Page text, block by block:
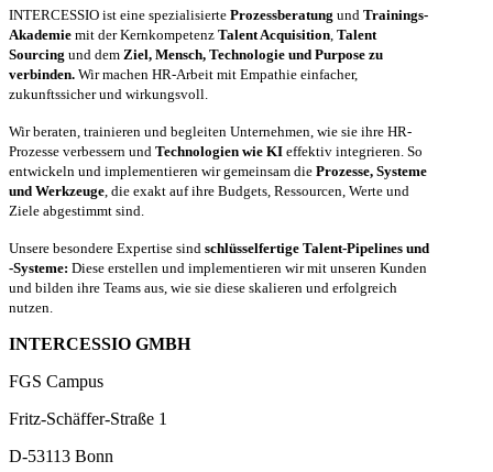
INTERCESSIO ist eine spezialisierte Prozessberatung und Trainings-
Akademie mit der Kernkompetenz Talent Acquisition Talent
Sourcing und dem Ziel, Mensch, Technologie und Purpose zu
verbinden. Wir machen HR-Arbeit mit Empathie einfacher,
zukunftssicher und wirkungsvoll.
Wir beraten, trainieren und begleiten Unternehmen, wie sie ihre HR-
Prozesse verbessern und Technologien wie KI effektiv integrieren. So
entwickeln und implementieren wir gemeinsam die Prozesse, Systeme
und Werkzeuge , die exakt auf ihre Budgets, Ressourcen, Werte und
Ziele abgestimmt sind.
Unsere besondere Expertise sind schlüsselfertige Talent-Pipelines und
-Systeme: Diese erstellen und implementieren wir mit unseren Kunden
und bilden ihre Teams aus, wie sie diese skalieren und erfolgreich
nutzen.
INTERCESSIO GMBH
FGS Campus
Fritz-Schäffer-Straße 1
D-53113 Bonn